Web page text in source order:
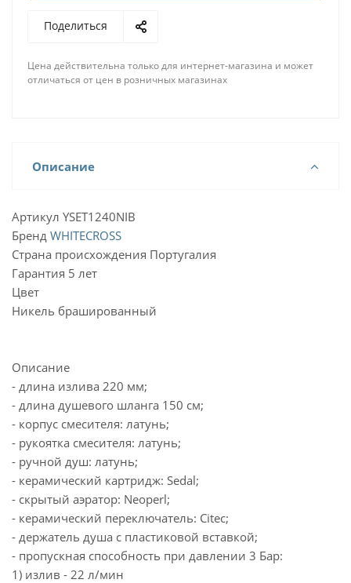
Поделиться
Цена действительна только для интернет-магазина и может
отличаться от цен в розничных магазинах
Описание
Артикул YSET1240NIB
Бренд WHITECROSS
Страна происхождения Португалия
Гарантия 5 лет
Цвет
Никель брашированный
Описание
- длина излива 220 мм;
- длина душевого шланга 150 см;
- корпус смесителя: латунь;
- рукоятка смесителя: латунь;
- ручной душ: латунь;
- керамический картридж: Sedal;
- скрытый аэратор: Neoperl;
- керамический переключатель: Citec;
- держатель душа с пластиковой вставкой;
- пропускная способность при давлении 3 Бар:
1) излив - 22 л/мин